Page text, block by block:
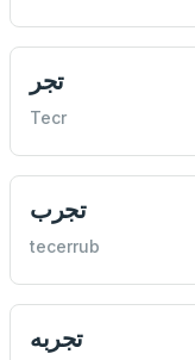
تجر
Tecr
تجرب
tecerrub
تجربه